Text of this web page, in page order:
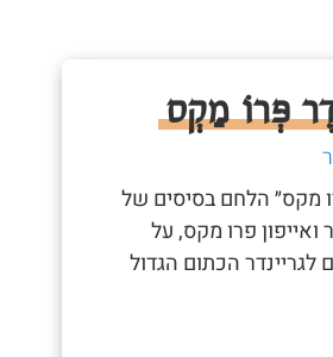
פְּרוֹ מַקְס
מקס״ הלחם בסיסים של
ואייפון פרו מקס, על
הכתום הגדול